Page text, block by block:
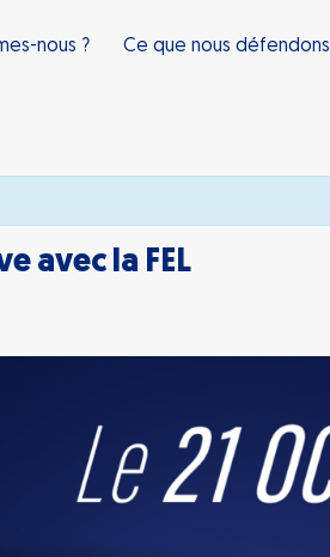
nous ? Ce que nous défendons
avec la FEL